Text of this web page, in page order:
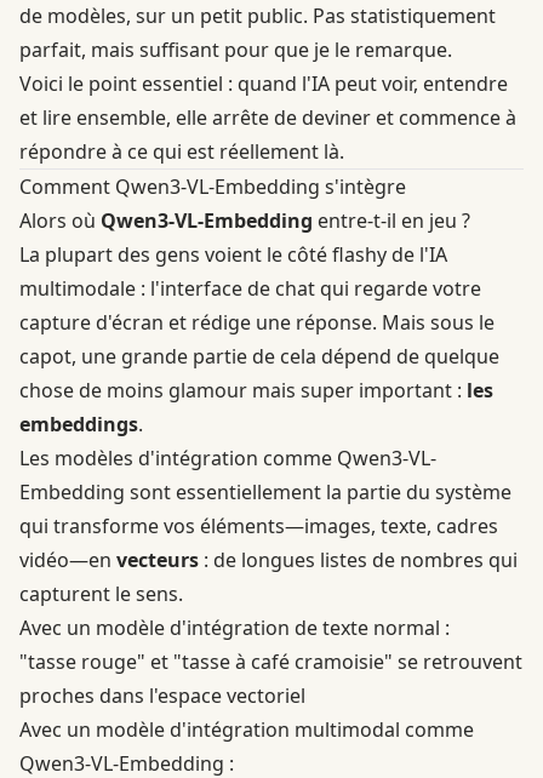
de modèles, sur un petit public. Pas statistiquement
parfait, mais suffisant pour que je le remarque.
Voici le point essentiel : quand l'IA peut voir, entendre
et lire ensemble, elle arrête de deviner et commence à
répondre à ce qui est réellement là.
Comment Qwen3-VL-Embedding s'intègre
Alors où Qwen3-VL-Embedding entre-t-il en jeu ?
La plupart des gens voient le côté flashy de l'IA
multimodale : l'interface de chat qui regarde votre
capture d'écran et rédige une réponse. Mais sous le
capot, une grande partie de cela dépend de quelque
chose de moins glamour mais super important : les
embeddings.
Les modèles d'intégration comme Qwen3-VL-
Embedding sont essentiellement la partie du système
qui transforme vos éléments—images, texte, cadres
vidéo—en vecteurs : de longues listes de nombres qui
capturent le sens.
Avec un modèle d'intégration de texte normal :
"tasse rouge" et "tasse à café cramoisie" se retrouvent
proches dans l'espace vectoriel
Avec un modèle d'intégration multimodal comme
Qwen3-VL-Embedding :